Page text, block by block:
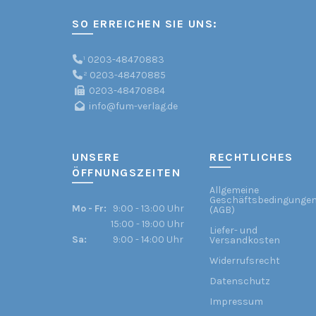
SO ERREICHEN SIE UNS:
¹ 0203-48470883
² 0203-48470885
0203-48470884
info@fum-verlag.de
UNSERE
ÖFFNUNGSZEITEN
Mo - Fr:
9:00 - 13:00 Uhr
15:00 - 19:00 Uhr
Sa:
9:00 - 14:00 Uhr
RECHTLICHES
Allgemeine
(AGB)
Liefer- und
Versandkosten
Widerrufsrecht
Datenschutz
Impressum